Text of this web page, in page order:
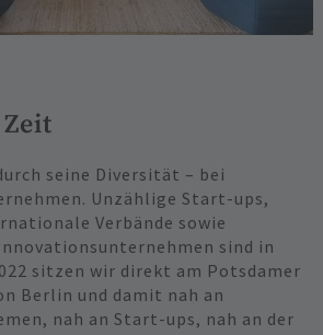
seine Diversität – bei
Unzählige Start-ups,
Verbände sowie
sind in
sitzen wir direkt am Potsdamer
Berlin und damit nah an
nah an Start-ups, nah an der